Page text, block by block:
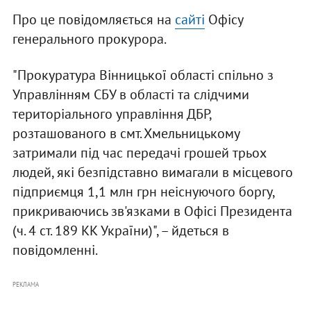
Про це повідомляється на сайті Офісу
генерального прокурора.
"Прокуратура Вінницької області спільно з
Управлінням СБУ в області та слідчими
територіального управління ДБР,
розташованого в смт. Хмельницькому
затримали під час передачі грошей трьох
людей, які безпідставно вимагали в місцевого
підприємця 1,1 млн грн неіснуючого боргу,
прикриваючись зв'язками в Офісі Президента
(ч. 4 ст. 189 КК України)", – йдеться в
повідомленні.
РЕКЛАМА